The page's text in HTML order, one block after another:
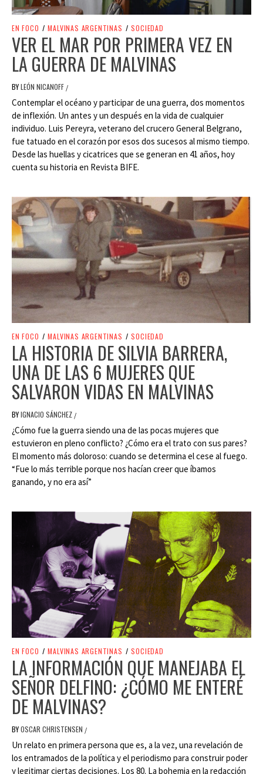
EN FOCO / MALVINAS ARGENTINAS / SOCIEDAD
VER EL MAR POR PRIMERA VEZ EN
LA GUERRA DE MALVINAS
BYLEÓN NICANOFF /
Contemplar el océano y participar de una guerra, dos momentos
de inflexión. Un antes y un después en la vida de cualquier
individuo. Luis Pereyra, veterano del crucero General Belgrano,
fue tatuado en el corazón por esos dos sucesos al mismo tiempo.
Desde las huellas y cicatrices que se generan en 41 años, hoy
cuenta su historia en Revista BIFE.
EN FOCO / MALVINAS ARGENTINAS / SOCIEDAD
LA HISTORIA DE SILVIA BARRERA,
UNA DE LAS 6 MUJERES QUE
SALVARON VIDAS EN MALVINAS
BYIGNACIO SÁNCHEZ /
¿Cómo fue la guerra siendo una de las pocas mujeres que
estuvieron en pleno conflicto? ¿Cómo era el trato con sus pares?
El momento más doloroso: cuando se determina el cese al fuego.
“Fue lo más terrible porque nos hacían creer que íbamos
ganando, y no era así”
EN FOCO / MALVINAS ARGENTINAS / SOCIEDAD
LA INFORMACIÓN QUE MANEJABA EL
SEÑOR DELFINO: ¿CÓMO ME ENTERÉ
DE MALVINAS?
BYOSCAR CHRISTENSEN /
Un relato en primera persona que es, a la vez, una revelación de
los entramados de la política y el periodismo para construir poder
y legitimar ciertas decisiones. Los 80. La bohemia en la redacción